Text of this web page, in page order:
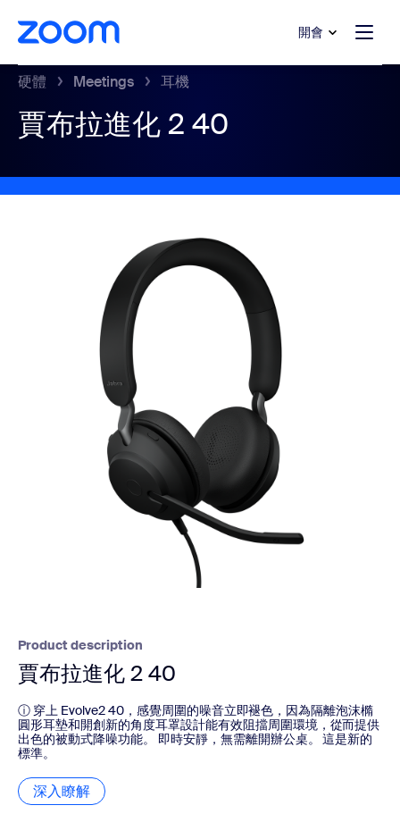
至主要內容
至協助聊天 開會
硬體 Meetings 耳機
賈布拉進化 2 40
Product description
賈布拉進化 2 40
ⓘ 穿上 Evolve2 40，感覺周圍的噪音立即褪色，因為隔離泡沫橢
圓形耳墊和開創新的角度耳罩設計能有效阻擋周圍環境，從而提供
出色的被動式降噪功能。 即時安靜，無需離開辦公桌。 這是新的
標準。
深入瞭解 深入瞭解